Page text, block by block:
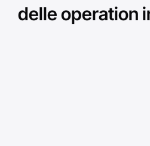
delle operation